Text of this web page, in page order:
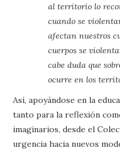
al territorio lo
cuando se
afectan nuestros
cuerpos se
cabe duda que
ocurre en los
Así, apoyándose en la
tanto para la reflexión
imaginarios, desde el
urgencia hacia nuevos